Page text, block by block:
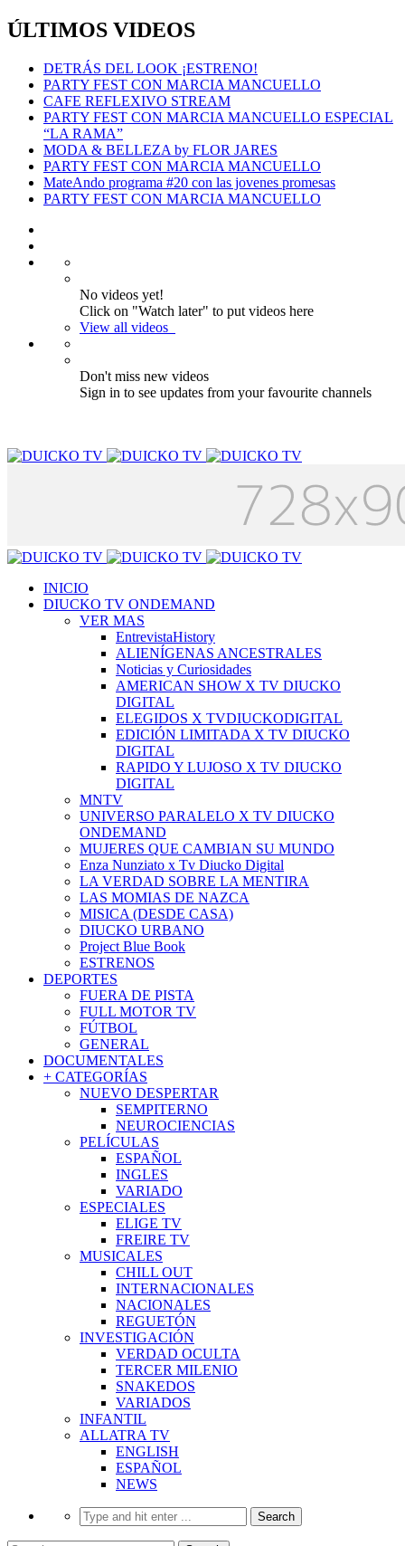
ÚLTIMOS VIDEOS
DETRÁS DEL LOOK ¡ESTRENO!
PARTY FEST CON MARCIA MANCUELLO
CAFE REFLEXIVO STREAM
PARTY FEST CON MARCIA MANCUELLO ESPECIAL
“LA RAMA”
MODA & BELLEZA by FLOR JARES
PARTY FEST CON MARCIA MANCUELLO
MateAndo programa #20 con las jovenes promesas
PARTY FEST CON MARCIA MANCUELLO
No videos yet!
Click on "Watch later" to put videos here
View all videos
Don't miss new videos
Sign in to see updates from your favourite channels
INICIO
DIUCKO TV ONDEMAND
VER MAS
EntrevistaHistory
ALIENÍGENAS ANCESTRALES
Noticias y Curiosidades
AMERICAN SHOW X TV DIUCKO
DIGITAL
ELEGIDOS X TVDIUCKODIGITAL
EDICIÓN LIMITADA X TV DIUCKO
DIGITAL
RAPIDO Y LUJOSO X TV DIUCKO
DIGITAL
MNTV
UNIVERSO PARALELO X TV DIUCKO
ONDEMAND
MUJERES QUE CAMBIAN SU MUNDO
Enza Nunziato x Tv Diucko Digital
LA VERDAD SOBRE LA MENTIRA
LAS MOMIAS DE NAZCA
MISICA (DESDE CASA)
DIUCKO URBANO
Project Blue Book
ESTRENOS
DEPORTES
FUERA DE PISTA
FULL MOTOR TV
FÚTBOL
GENERAL
DOCUMENTALES
+ CATEGORÍAS
NUEVO DESPERTAR
SEMPITERNO
NEUROCIENCIAS
PELÍCULAS
ESPAÑOL
INGLES
VARIADO
ESPECIALES
ELIGE TV
FREIRE TV
MUSICALES
CHILL OUT
INTERNACIONALES
NACIONALES
REGUETÓN
INVESTIGACIÓN
VERDAD OCULTA
TERCER MILENIO
SNAKEDOS
VARIADOS
INFANTIL
ALLATRA TV
ENGLISH
ESPAÑOL
NEWS